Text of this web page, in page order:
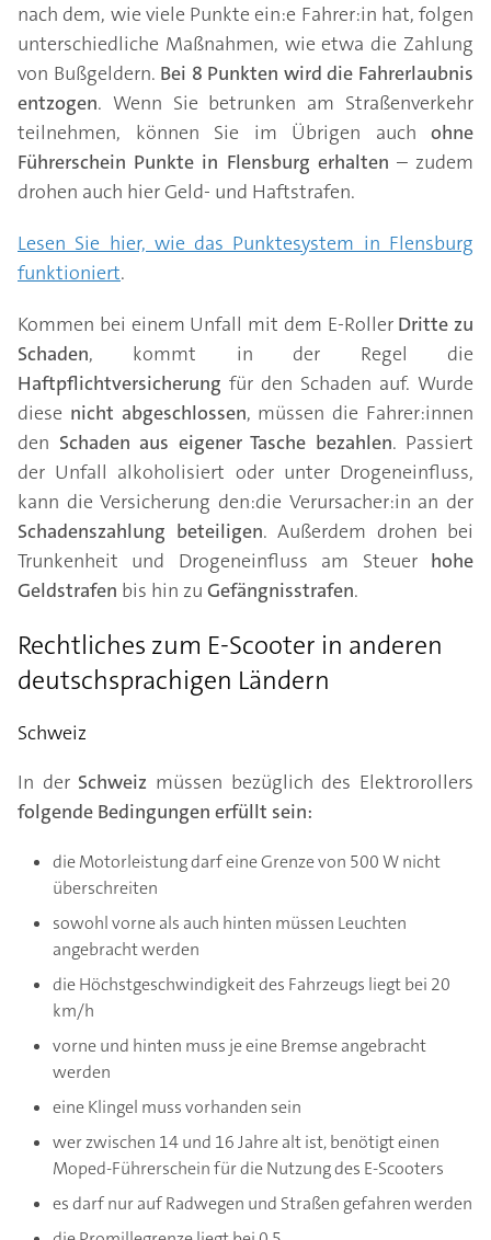
nach dem, wie viele Punkte ein:e Fahrer:in hat, folgen
unterschiedliche Maßnahmen, wie etwa die Zahlung
von Bußgeldern. Bei 8 Punkten wird die Fahrerlaubnis
entzogen. Wenn Sie betrunken am Straßenverkehr
teilnehmen, können Sie im Übrigen auch ohne
Führerschein Punkte in Flensburg erhalten – zudem
drohen auch hier Geld- und Haftstrafen.
Lesen Sie hier, wie das Punktesystem in Flensburg
funktioniert.
Kommen bei einem Unfall mit dem E-Roller Dritte zu
Schaden, kommt in der Regel die
Haftpflichtversicherung für den Schaden auf. Wurde
diese nicht abgeschlossen, müssen die Fahrer:innen
den Schaden aus eigener Tasche bezahlen. Passiert
der Unfall alkoholisiert oder unter Drogeneinfluss,
kann die Versicherung den:die Verursacher:in an der
Schadenszahlung beteiligen. Außerdem drohen bei
Trunkenheit und Drogeneinfluss am Steuer hohe
Geldstrafen bis hin zu Gefängnisstrafen.
Rechtliches zum E-Scooter in anderen
deutschsprachigen Ländern
Schweiz
In der Schweiz müssen bezüglich des Elektrorollers
folgende Bedingungen erfüllt sein:
die Motorleistung darf eine Grenze von 500 W nicht
überschreiten
sowohl vorne als auch hinten müssen Leuchten
angebracht werden
die Höchstgeschwindigkeit des Fahrzeugs liegt bei 20
km/h
vorne und hinten muss je eine Bremse angebracht
werden
eine Klingel muss vorhanden sein
wer zwischen 14 und 16 Jahre alt ist, benötigt einen
Moped-Führerschein für die Nutzung des E-Scooters
es darf nur auf Radwegen und Straßen gefahren werden